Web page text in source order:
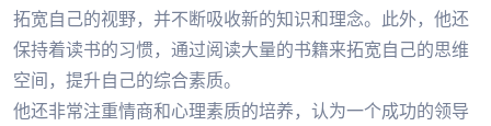
拓宽自己的视野，并不断吸收新的知识和理念。此外，他还
保持着读书的习惯，通过阅读大量的书籍来拓宽自己的思维
空间，提升自己的综合素质。
他还非常注重情商和心理素质的培养，认为一个成功的领导